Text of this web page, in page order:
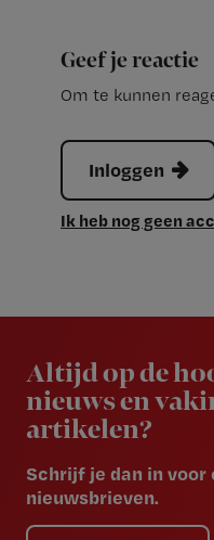
Geef je reactie
Om te kunnen
Inloggen
Ik heb nog geen
Altijd op de
nieuws en
artikelen?
Schrijf je dan in voor
nieuwsbrieven.